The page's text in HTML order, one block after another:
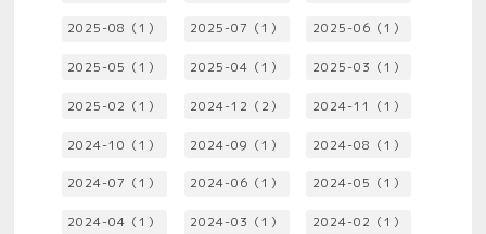
2025-08（1） 2025-07（1） 2025-06（1）
2025-05（1） 2025-04（1） 2025-03（1）
2025-02（1） 2024-12（2） 2024-11（1）
2024-10（1） 2024-09（1） 2024-08（1）
2024-07（1） 2024-06（1） 2024-05（1）
2024-04（1） 2024-03（1） 2024-02（1）